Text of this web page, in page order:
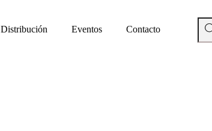
Distribución Eventos Contacto